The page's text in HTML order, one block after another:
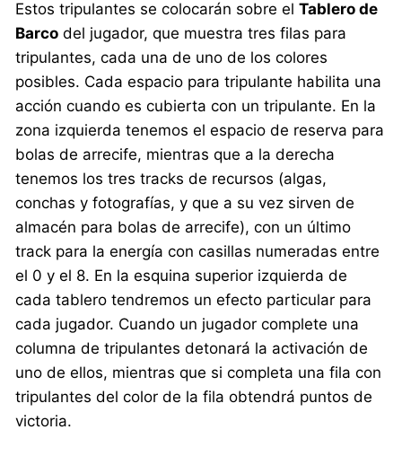
Estos tripulantes se colocarán sobre elTablero de
Barco del jugador, que muestra tres filas para
tripulantes, cada una de uno de los colores
posibles. Cada espacio para tripulante habilita una
acción cuando es cubierta con un tripulante. En la
zona izquierda tenemos el espacio de reserva para
bolas de arrecife, mientras que a la derecha
tenemos los tres tracks de recursos (algas,
conchas y fotografías, y que a su vez sirven de
almacén para bolas de arrecife), con un último
track para la energía con casillas numeradas entre
el 0 y el 8. En la esquina superior izquierda de
cada tablero tendremos un efecto particular para
cada jugador. Cuando un jugador complete una
columna de tripulantes detonará la activación de
uno de ellos, mientras que si completa una fila con
tripulantes del color de la fila obtendrá puntos de
victoria.